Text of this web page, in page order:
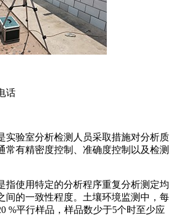
话
实验室分析检测人员采取措施对分析质
常有精密度控制、准确度控制以及检测
指使用特定的分析程序重复分析测定均
间的一致性程度。土壤环境监测中，每
%平行样品，样品数少于5个时至少应